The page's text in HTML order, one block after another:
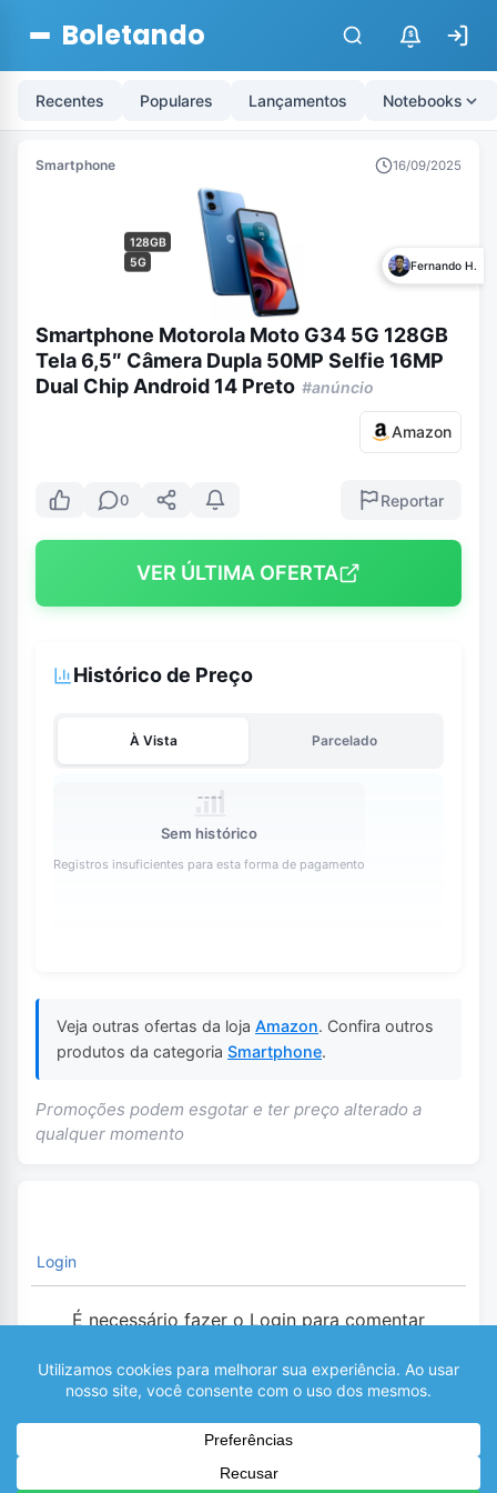
Boletando $
Recentes Populares Lançamentos Notebooks
Smartphone 16/09/2025
128GB
5G
Fernando H.
Smartphone Motorola Moto G34 5G 128GB
Tela 6,5″ Câmera Dupla 50MP Selfie 16MP
Dual Chip Android 14 Preto #anúncio
Amazon
0 Reportar
VER ÚLTIMA OFERTA
Histórico de Preço
À Vista Parcelado
Sem histórico
Registros insuficientes para esta forma de pagamento
Veja outras ofertas da loja Amazon. Confira outros
produtos da categoria Smartphone.
Promoções podem esgotar e ter preço alterado a
qualquer momento
Login
É necessário fazer o Login para comentar
0 COMENTÁRIOS